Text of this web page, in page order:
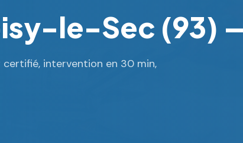
le-Sec (93)
intervention en 30 min,